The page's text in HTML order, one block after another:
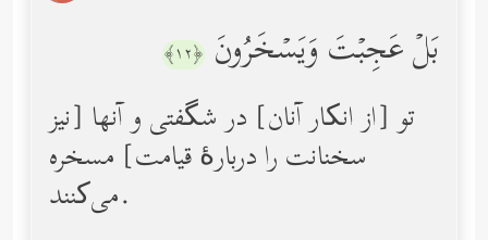
بَلۡ عَجِبۡتَ وَیَسۡخَرُونَ ﴿١٢﴾
تو [از انکار آنان] در شگفتی و آنها [نیز
سخنانت را دربارۀ قیامت] مسخره
می‌کنند.